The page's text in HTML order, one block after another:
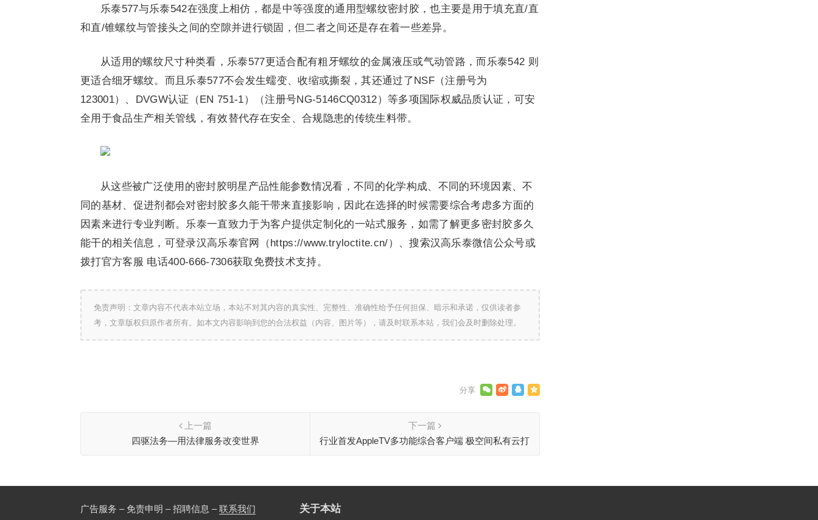
乐泰577与乐泰542在强度上相仿，都是中等强度的通用型螺纹密封胶，也主要是用于填充直/直
和直/锥螺纹与管接头之间的空隙并进行锁固，但二者之间还是存在着一些差异。
从适用的螺纹尺寸种类看，乐泰577更适合配有粗牙螺纹的金属液压或气动管路，而乐泰542 则
更适合细牙螺纹。而且乐泰577不会发生蠕变、收缩或撕裂，其还通过了NSF（注册号为
123001）、DVGW认证（EN 751-1）（注册号NG-5146CQ0312）等多项国际权威品质认证，可安
全用于食品生产相关管线，有效替代存在安全、合规隐患的传统生料带。
从这些被广泛使用的密封胶明星产品性能参数情况看，不同的化学构成、不同的环境因素、不
同的基材、促进剂都会对密封胶多久能干带来直接影响，因此在选择的时候需要综合考虑多方面的
因素来进行专业判断。乐泰一直致力于为客户提供定制化的一站式服务，如需了解更多密封胶多久
能干的相关信息，可登录汉高乐泰官网（https://www.tryloctite.cn/）、搜索汉高乐泰微信公众号或
拨打官方客服 电话400-666-7306获取免费技术支持。
免责声明：文章内容不代表本站立场，本站不对其内容的真实性、完整性、准确性给予任何担保、暗示和承诺，仅供读者参
考，文章版权归原作者所有。如本文内容影响到您的合法权益（内容、图片等），请及时联系本站，我们会及时删除处理。
上一篇
四驱法务—用法律服务改变世界
下一篇
行业首发AppleTV多功能综合客户端 极空间私有云打
广告服务 – 免责申明 – 招聘信息 –联系我们 关于本站